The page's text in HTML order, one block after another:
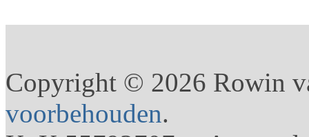
Copyright © 2026 Rowin
voorbehouden.